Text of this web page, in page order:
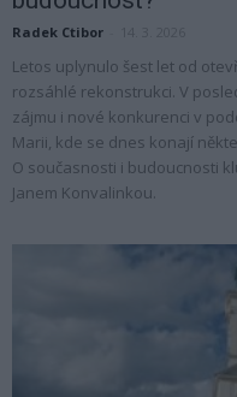
Radek Ctibor
Letos uplynulo šest let od
rozsáhlé rekonstrukci. V
zájmu i nové konkurenci v
Marii, kde se dnes konají
O současnosti i budoucnosti
Janem Konvalinkou.